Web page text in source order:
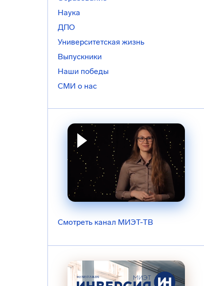
Наука
ДПО
Университетская жизнь
Выпускники
Наши победы
СМИ о нас
Смотреть канал МИЭТ-ТВ